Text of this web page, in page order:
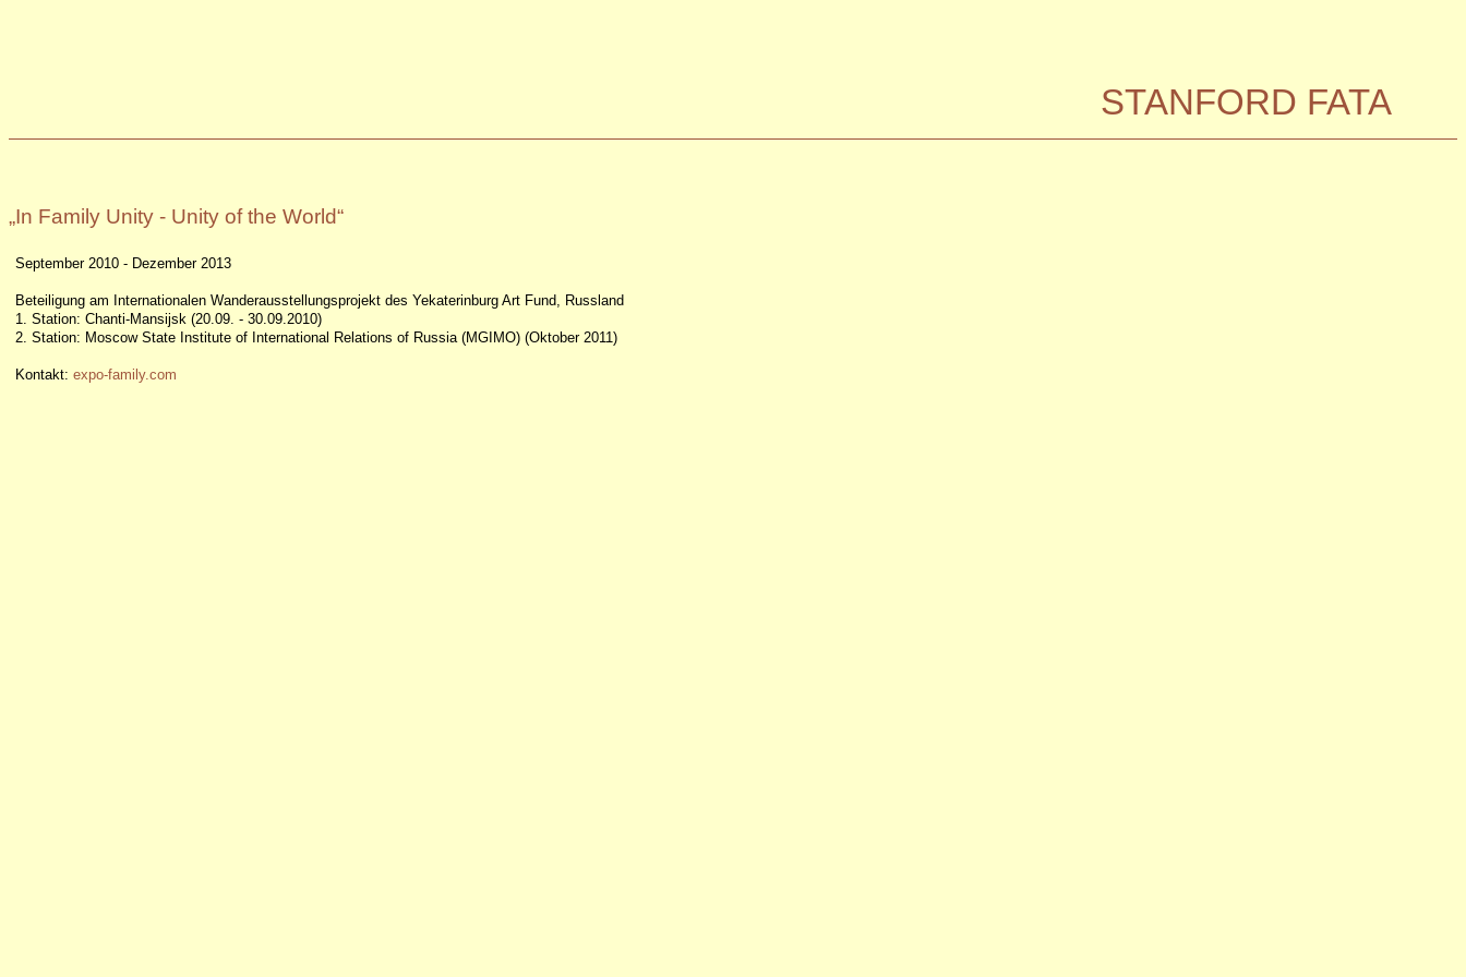
STANFORD FATA
„In Family Unity - Unity of the World“
September 2010 - Dezember 2013
Beteiligung am Internationalen Wanderausstellungsprojekt des Yekaterinburg Art Fund, Russland
1. Station: Chanti-Mansijsk (20.09. - 30.09.2010)
2. Station: Moscow State Institute of International Relations of Russia (MGIMO) (Oktober 2011)
Kontakt: expo-family.com